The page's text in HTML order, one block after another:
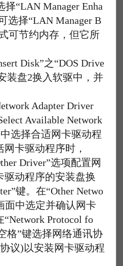
择“LAN Manager Enha
选择“LAN Manager B
可节约内存，但它所
Disk”之“DOS Drive
装盘2换入软驱中，并
Adapter Driver
Available Network
选择合适网卡驱动程
卡驱动程序时，
Driver”选项配置网
驱动程序的安装盘换
键。在“Other Netwo
面中选定并确认网卡
Protocol fo
格”键选择网络通讯协
议)以安装网卡驱动程